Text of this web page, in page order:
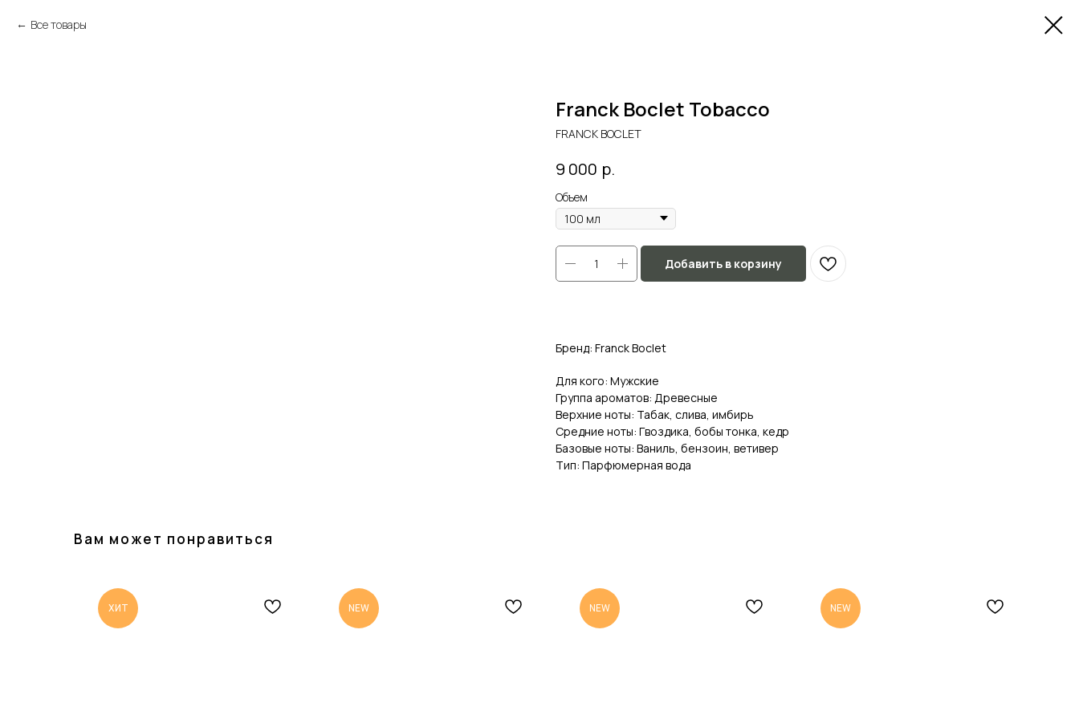
Все товары
Franck Boclet Tobacco
FRANCK BOCLET
9 000 р.
Объем
Добавить в корзину
Бренд: Franck Boclet
Для кого: Мужские
Группа ароматов: Древесные
Верхние ноты: Табак, слива, имбирь
Средние ноты: Гвоздика, бобы тонка, кедр
Базовые ноты: Ваниль, бензоин, ветивер
Тип: Парфюмерная вода
Вам может понравиться
ХИТ NEW NEW NEW